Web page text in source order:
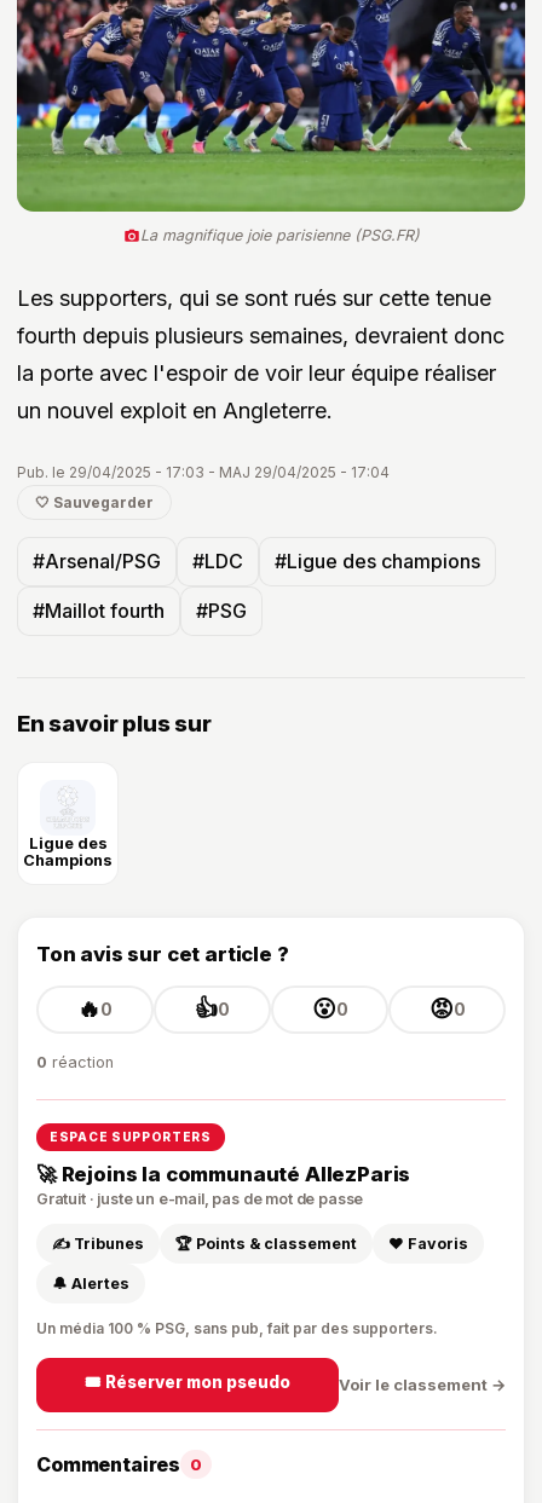
La magnifique joie parisienne (PSG.FR)
Les supporters, qui se sont rués sur cette tenue
fourth depuis plusieurs semaines, devraient donc
la porte avec l'espoir de voir leur équipe réaliser
un nouvel exploit en Angleterre.
Pub. le 29/04/2025 - 17:03 - MAJ 29/04/2025 - 17:04
🤍 Sauvegarder
#Arsenal/PSG #LDC #Ligue des champions
#Maillot fourth #PSG
En savoir plus sur
Ligue des
Champions
Ton avis sur cet article ?
🔥0 👍0 😮0 😡0
0 réaction
ESPACE SUPPORTERS
🚀 Rejoins la communauté AllezParis
Gratuit · juste un e-mail, pas de mot de passe
✍️ Tribunes 🏆 Points & classement ❤️ Favoris
🔔 Alertes
Un média 100 % PSG, sans pub, fait par des supporters.
🎟️ Réserver mon pseudo Voir le classement →
Commentaires 0